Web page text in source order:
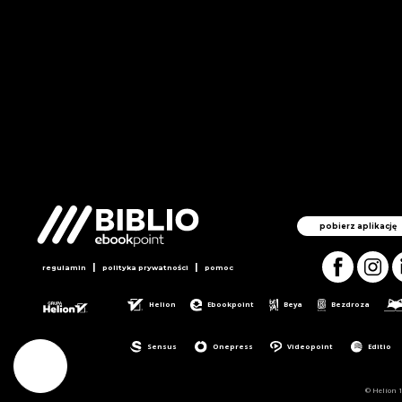
pobierz aplikację
regulamin | polityka prywatności | pomoc
Helion Ebookpoint Beya Bezdroza
Sensus Onepress Videopoint Editio
© Helion